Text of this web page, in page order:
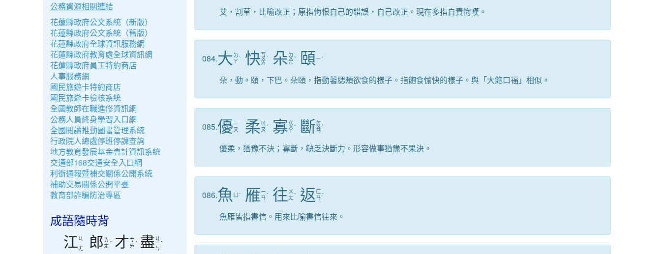
艾，割草，比喻改正；原指悔恨自己的錯誤，自己改正。現在多指自責悔嘆。
084.大 ㄉ
ㄚˋ 快ㄎ
ㄨ
ㄞ
ˋ 朵 ㄉ
ㄨ
ㄛ
ˇ 頤 ㄧ ˊ
朵，動。頤，下巴。朵頤，指動著腮頰欲食的樣子。指飽食愉快的樣子。與「大飽口福」相似。
085.優ㄧ
ㄡ
柔 ㄖ
ㄡ ˊ 寡ㄍ
ㄨ
ㄚ
ˇ 斷 ㄉ
ㄨ
ㄢ
ˋ
優柔，猶豫不決；寡斷，缺乏決斷力。形容做事猶豫不果決。
086.魚 ˊ 雁ㄧ
ㄢˋ 往 ㄨ
ㄤˇ 返 ㄈ
ㄢˇ
魚雁皆指書信。用來比喻書信往來。
公務資源相關連結
花蓮縣政府公文系統（新版）
花蓮縣政府公文系統（舊版）
花蓮縣政府全球資訊服務網
花蓮縣政府教育處全球資訊網
花蓮縣政府員工特約商店
人事服務網
國民旅遊卡特約商店
國民旅遊卡檢核系統
全國教師在職進修資訊網
公務人員終身學習入口網
全國閱讀推動圖書管理系統
行政院人總處停班停課查詢
地方教育發展基金會計資訊系統
交通部168交通安全入口網
利衝通報暨補交關係公開系統
補助交易關係公開平臺
教育部詐騙防治專區
成語隨時背
江 ㄐ
ㄧ
ㄤ
郎ㄌ
ㄤ ˊ 才ㄘ
ㄞ ˊ 盡 ㄐ
ㄧ
ㄣ
ˋ